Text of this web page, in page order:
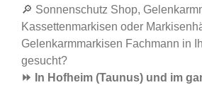
🔎 Sonnenschutz Shop,
Kassettenmarkisen oder
Gelenkarmmarkisen Fachmann in
gesucht?
⏩ In Hofheim (Taunus) und im